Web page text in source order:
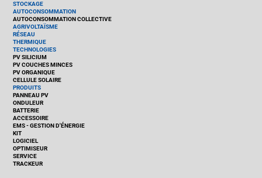
STOCKAGE
AUTOCONSOMMATION
AUTOCONSOMMATION COLLECTIVE
AGRIVOLTAÏSME
RÉSEAU
THERMIQUE
TECHNOLOGIES
PV SILICIUM
PV COUCHES MINCES
PV ORGANIQUE
CELLULE SOLAIRE
PRODUITS
PANNEAU PV
ONDULEUR
BATTERIE
ACCESSOIRE
EMS - GESTION D'ÉNERGIE
KIT
LOGICIEL
OPTIMISEUR
SERVICE
TRACKEUR